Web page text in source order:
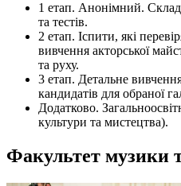
1 етап. Анонімний.
та тестів.
2 етап. Іспити, які
вивчення акторської
та руху.
3 етап. Детальне
кандидатів для обраної
Додатково.
культури та мистецтва).
Факультет музики